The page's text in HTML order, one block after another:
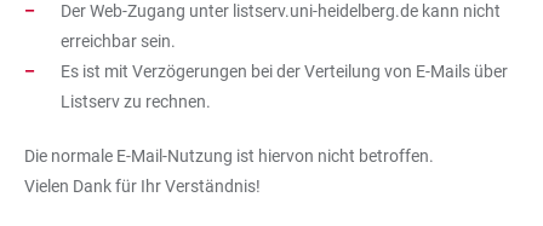
Der Web-Zugang unter listserv.uni-heidelberg.de kann nicht
erreichbar sein.
Es ist mit Verzögerungen bei der Verteilung von E-Mails über
Listserv zu rechnen.
Die normale E-Mail-Nutzung ist hiervon nicht betroffen.
Vielen Dank für Ihr Verständnis!